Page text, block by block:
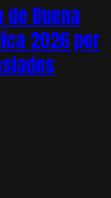
Buena
2026 por